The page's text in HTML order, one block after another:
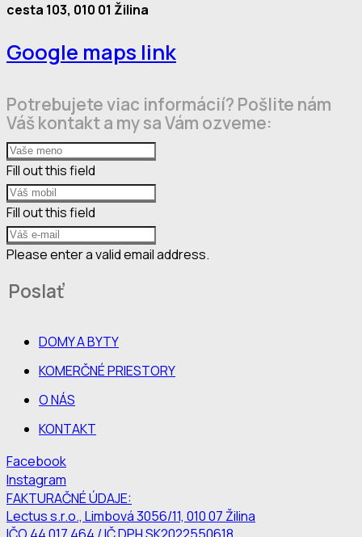
cesta 103, 010 01 Žilina
Google maps link
Potrebujete viac informácií? Pošlite nám
Váš kontakt a my sa Vám ozveme:
Fill out this field
Fill out this field
Please enter a valid email address.
Poslať
DOMY A BYTY
KOMERČNÉ PRIESTORY
O NÁS
KONTAKT
Facebook
Instagram
FAKTURAČNÉ ÚDAJE:
Lectus s.r.o., Limbová 3056/11, 010 07 Žilina